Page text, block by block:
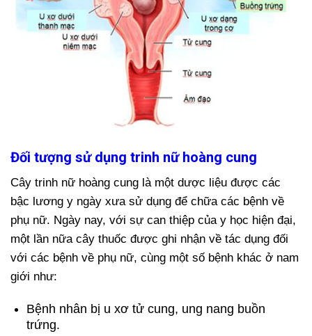
Đối tượng sử dụng trinh nữ hoàng cung
Cây trinh nữ hoàng cung là một dược liệu được các
bậc lương y ngày xưa sử dụng để chữa các bệnh về
phụ nữ. Ngày nay, với sự can thiệp của y học hiện đại,
một lần nữa cây thuốc được ghi nhận về tác dụng đối
với các bệnh về phụ nữ, cùng một số bệnh khác ở nam
giới như:
Bệnh nhân bị u xơ tử cung, ung nang buồn
trứng.